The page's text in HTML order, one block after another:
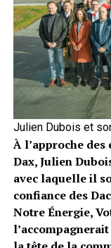
Julien Dubois et
À l’approche
Dax, Julien
avec laquelle il
confiance des
Notre Énergie,